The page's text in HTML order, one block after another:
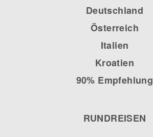
Deutschland
Österreich
Italien
Kroatien
90% Empfehlung
RUNDREISEN